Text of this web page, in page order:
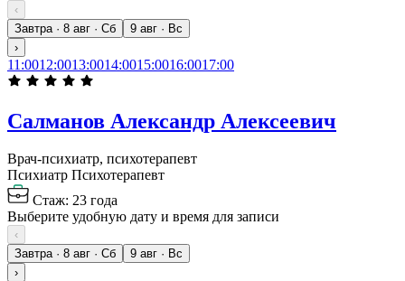
‹
Завтра · 8 авг · Сб
9 авг · Вс
›
11:0012:0013:0014:0015:0016:0017:00
Салманов Александр Алексеевич
Врач-психиатр, психотерапевт
Психиатр Психотерапевт
Стаж: 23 года
Выберите удобную дату и время для записи
‹
Завтра · 8 авг · Сб
9 авг · Вс
›